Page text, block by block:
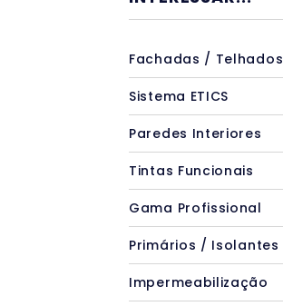
Fachadas / Telhados
Sistema ETICS
Paredes Interiores
Tintas Funcionais
Gama Profissional
Primários / Isolantes
Impermeabilização